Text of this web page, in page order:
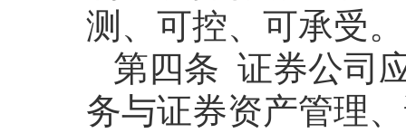
测、可控、可承受。
第四条 证券公司
务与证券资产管理